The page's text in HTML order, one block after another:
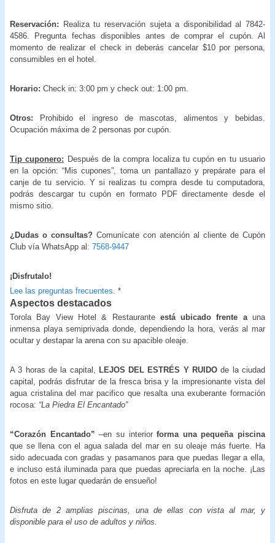
Reservación:
Realiza tu reservación sujeta a disponibilidad al 7842-
4586. Pregunta fechas disponibles antes de comprar el cupón. Al
momento de realizar el check in deberás cancelar $10 por persona,
consumibles en el hotel.
Horario: Check in: 3:00 pm y check out: 1:00 pm.
Otros:
Prohibido el ingreso de mascotas, alimentos y bebidas.
Ocupación máxima de 2 personas por cupón.
Tip cuponero: Después de la compra localiza tu cupón en tu usuario
en la opción: “Mis cupones”, toma un pantallazo y prepárate para el
canje de tu servicio. Y si realizas tu compra desde tu computadora,
podrás descargar tu cupón en formato PDF directamente desde el
mismo sitio.
¿Dudas o consultas? Comunícate con atención al cliente de Cupón
Club vía WhatsApp al: 7568-9447
¡Disfrutalo!
Lee las preguntas frecuentes. *
Aspectos destacados
Torola Bay View Hotel & Restauranteestá ubicado frente a una
inmensa playa semiprivada donde, dependiendo la hora, verás al mar
ocultar y destapar la arena con su apacible oleaje.
A 3 horas de la capital, LEJOS DEL ESTRÉS Y RUIDO de la ciudad
capital, podrás disfrutar de la fresca brisa y la impresionante vista del
agua cristalina del mar pacifico que resalta una exuberante formación
rocosa: “La Piedra El Encantado”
“Corazón Encantado” –en su interiorforma una pequeña piscina
que se llena con el agua salada del mar en su oleaje más fuerte. Ha
sido adecuada con gradas y pasamanos para que puedas llegar a ella,
e incluso está iluminada para que puedas apreciarla en la noche. ¡Las
fotos en este lugar quedarán de ensueño!
Disfruta de 2 amplias piscinas, una de ellas con vista al mar, y
disponible para el uso de adultos y niños.